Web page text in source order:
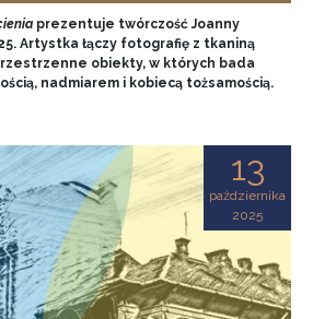
prezentuje twórczość Joanny
Artystka łączy fotografię z tkaniną
obiekty, w których bada
nadmiarem i kobiecą tożsamością.
13
października
2025